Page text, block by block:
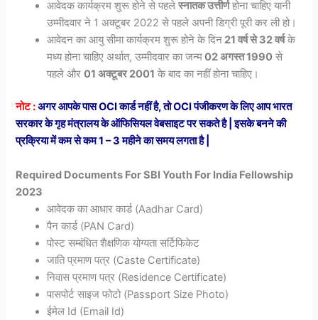
आवेदक कार्यक्रम शुरू होने से पहलेस्नातक उत्तीर्णहोना चाहिए यानी
उम्मीदवार ने 1 अक्टूबर 2022 से पहले अपनी डिग्री पूरी कर ली हो।
आवेदन का आयु सीमा कार्यक्रम शुरू होने के दिन 21 वर्ष से 32 वर्षके
मध्य होना चाहिए अर्थात, उम्मीदवार का जन्म02 अगस्त 1990 से
पहले और01 अक्टूबर 2001 के बाद का नहीं होना चाहिए।
नोट :अगर आपके पास OCI कार्ड नहीं है, तो OCI पंजीकरण के लिए आप भारत
सरकार के गृह मंत्रालय के ऑफिसियल वेबसाइट पर सकते है | इसके बनने की
प्रक्रिया में कम से कम 1 – 3 महीने का समय लगता है |
Required Documents For SBI Youth For India Fellowship
2023
आवेदक का आधार कार्ड (Aadhar Card)
पैन कार्ड (PAN Card)
पोस्ट सम्बंधित शैक्षणिक योग्यता सर्टिफिकेट
जाति प्रमाण पत्र (Caste Certificate)
निवास प्रमाण पत्र (Residence Certificate)
पासपोर्ट साइज फोटो (Passport Size Photo)
ईमेल Id (Email Id)